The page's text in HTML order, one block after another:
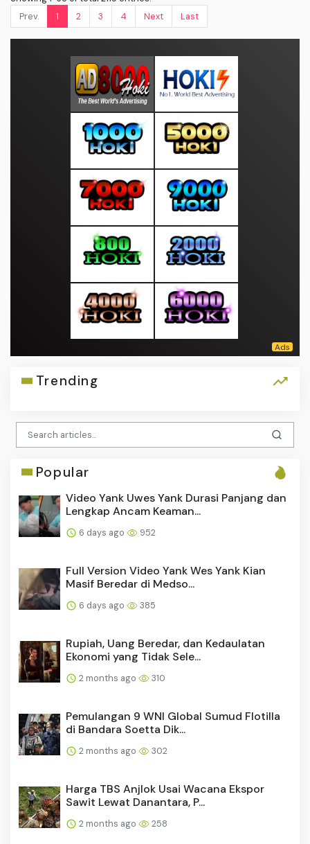
Prev.
1 2 3 4 Next Last
Trending
Popular
Video Yank Uwes Yank Durasi Panjang dan
Lengkap Ancam Keaman...
6 days ago 952
Full Version Video Yank Wes Yank Kian
Masif Beredar di Medso...
6 days ago 385
Rupiah, Uang Beredar, dan Kedaulatan
Ekonomi yang Tidak Sele...
2 months ago 310
Pemulangan 9 WNI Global Sumud Flotilla
di Bandara Soetta Dik...
2 months ago 302
Harga TBS Anjlok Usai Wacana Ekspor
Sawit Lewat Danantara, P...
2 months ago 258